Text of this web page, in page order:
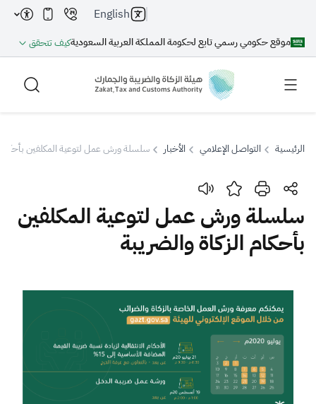
موقع حكومي رسمي تابع لحكومة المملكة العربية السعوديةكيف تتحقق
English
بحث
بحث بحث AI
اقتراحات
الزكاة الجمارك
ضريبة القيمة المضافة
الإقرار الضريبي
التصرفات العقارية
الرئيسية التواصل الإعلامي الأخبار سلسلة ورش عمل لتوعية المكلفين بأحكام
سلسلة ورش عمل لتوعية المكلفين
بأحكام الزكاة والضريبة